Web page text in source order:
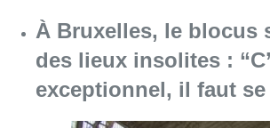
À Bruxelles, le blocus
des lieux insolites :
exceptionnel, il faut se